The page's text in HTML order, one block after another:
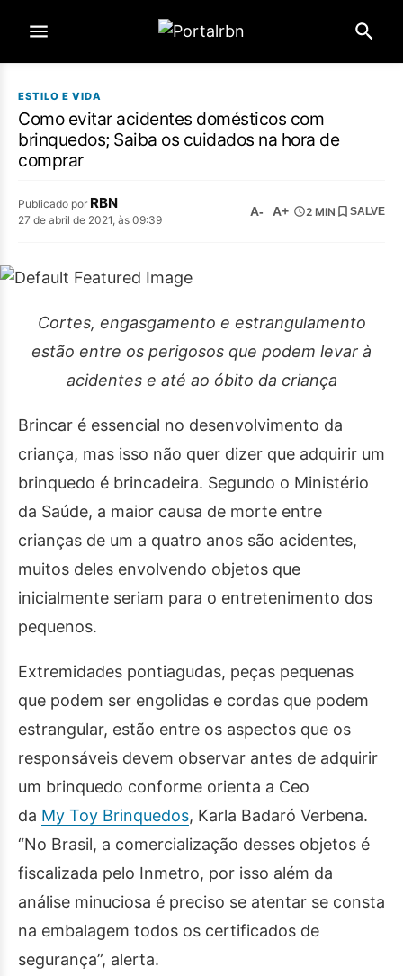
ESTILO E VIDA
Como evitar acidentes domésticos com
brinquedos; Saiba os cuidados na hora de
comprar
Publicado por RBN
27 de abril de 2021, às 09:39
A- A+ 2 MIN SALVE
Cortes, engasgamento e estrangulamento
estão entre os perigosos que podem levar à
acidentes e até ao óbito da criança
Brincar é essencial no desenvolvimento da
criança, mas isso não quer dizer que adquirir um
brinquedo é brincadeira. Segundo o Ministério
da Saúde, a maior causa de morte entre
crianças de um a quatro anos são acidentes,
muitos deles envolvendo objetos que
inicialmente seriam para o entretenimento dos
pequenos.
Extremidades pontiagudas, peças pequenas
que podem ser engolidas e cordas que podem
estrangular, estão entre os aspectos que os
responsáveis devem observar antes de adquirir
um brinquedo conforme orienta a Ceo
da My Toy Brinquedos, Karla Badaró Verbena.
“No Brasil, a comercialização desses objetos é
fiscalizada pelo Inmetro, por isso além da
análise minuciosa é preciso se atentar se consta
na embalagem todos os certificados de
segurança”, alerta.